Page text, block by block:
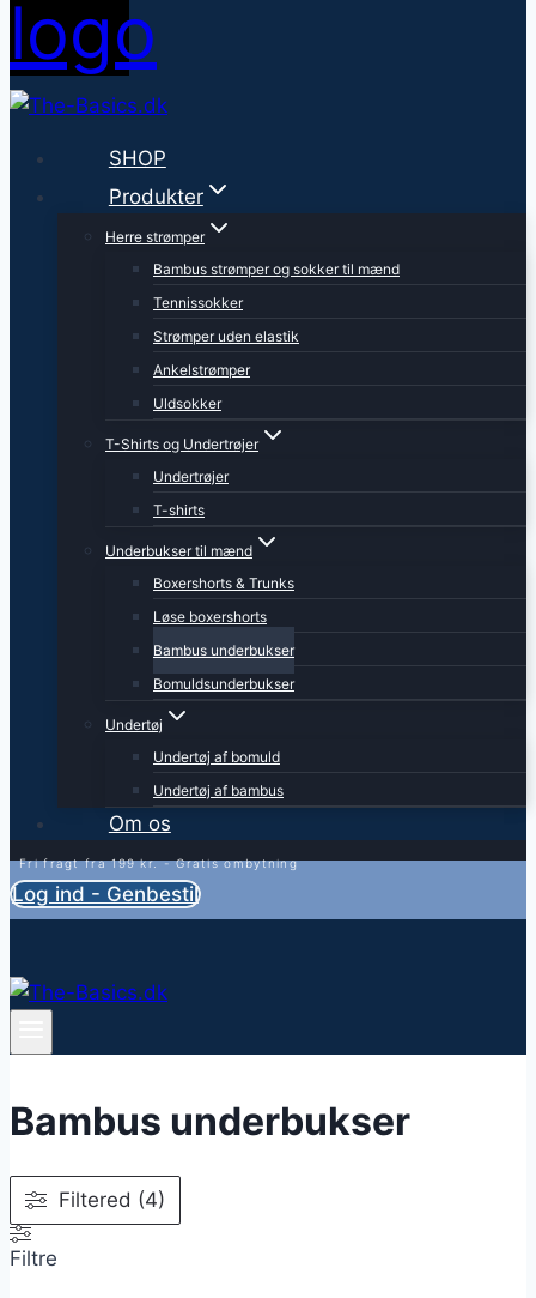
SHOP
Produkter
Herre strømper
Bambus strømper og sokker til mænd
Tennissokker
Strømper uden elastik
Ankelstrømper
Uldsokker
T-Shirts og Undertrøjer
Undertrøjer
T-shirts
Underbukser til mænd
Boxershorts & Trunks
Løse boxershorts
Bambus underbukser
Bomuldsunderbukser
Undertøj
Undertøj af bomuld
Undertøj af bambus
Om os
Fri fragt fra 199 kr. - Gratis ombytning
Log ind - Genbestil
Bambus underbukser
Filtered (4)
Filtre